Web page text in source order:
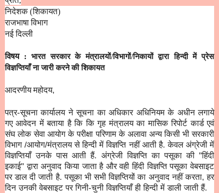
निदेशक (शिकायत)
राजभाषा विभाग
नई दिल्ली
विषय :भारत सरकार के मंत्रालयों/विभागों/निकायों द्वारा हिन्दी में प्रेस
विज्ञप्तियाँ ना जारी करने की शिकायत
आदरणीय महोदय,
पत्र-सूचना कार्यालय ने सूचना का अधिकार अधिनियम के अधीन लगाये
गए आवेदन में बताया है कि कि गृह मंत्रालय का मासिक रिपोर्ट कार्ड एवं
संघ लोक सेवा आयोग के परीक्षा परिणाम के अलावा अन्य किसी भी सरकारी
विभाग /आयोग/मंत्रालय से हिन्दी में विज्ञप्ति नहीं आती है. केवल अंग्रेजी में
विज्ञप्तियाँ उनके पास आती हैं. अंग्रेजी विज्ञप्ति का पसूका की "हिंदी
इकाई" द्वारा अनुवाद किया जाता है और वही हिंदी विज्ञप्ति पसूका वेबसाइट
पर डाल दी जाती है. पसूका भी सभी विज्ञप्तियों का अनुवाद नहीं करता, हर
दिन उनकी वेबसाइट पर गिनी-चुनी विज्ञप्तियाँ ही हिन्दी में डाली जाती हैं.